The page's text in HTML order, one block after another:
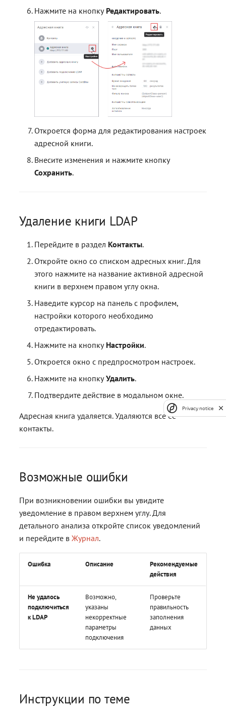
Нажмите на кнопку Редактировать.
Откроется форма для редактирования настроек
адресной книги.
Внесите изменения и нажмите кнопку
Сохранить.
Удаление книги LDAP
Перейдите в раздел Контакты.
Откройте окно со списком адресных книг. Для
этого нажмите на название активной адресной
книги в верхнем правом углу окна.
Наведите курсор на панель с профилем,
настройки которого необходимо
отредактировать.
Нажмите на кнопку Настройки.
Откроется окно с предпросмотром настроек.
Нажмите на кнопкуУдалить.
Подтвердите действие в модальном окне.
Адресная книга удаляется. Удаляются все ее
контакты.
Возможные ошибки
При возникновении ошибки вы увидите
уведомление в правом верхнем углу. Для
детального анализа откройте список уведомлений
и перейдите вЖурнал.
Ошибка Описание
Рекомендуемые
действия
Не удалось
подключиться
к LDAP
Возможно,
указаны
некорректные
параметры
подключения
Проверьте
правильность
заполнения
данных
Инструкции по теме
Privacy notice